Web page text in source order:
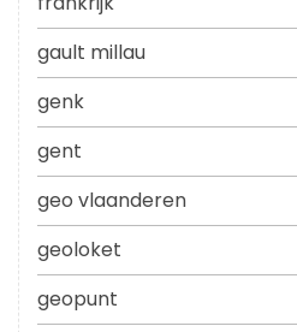
gault millau
genk
gent
geo vlaanderen
geoloket
geopunt